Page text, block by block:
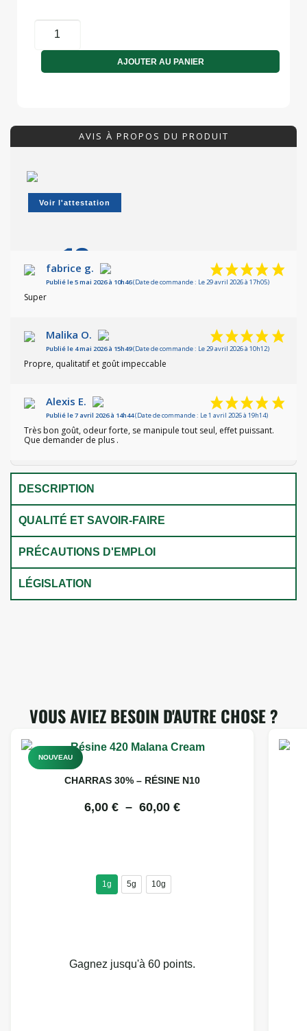
AJOUTER AU PANIER
AVIS À PROPOS DU PRODUIT
Voir l'attestation
10/10
fabrice g.
Publié le 5 mai 2026 à 10h46(Date de commande : Le 29 avril 2026 à 17h05)
Super
Malika O.
Publié le 4 mai 2026 à 15h49(Date de commande : Le 29 avril 2026 à 10h12)
Propre, qualitatif et goût impeccable
Alexis E.
Publié le 7 avril 2026 à 14h44(Date de commande : Le 1 avril 2026 à 19h14)
Très bon goût, odeur forte, se manipule tout seul, effet puissant.
Que demander de plus .
DESCRIPTION
QUALITÉ ET SAVOIR-FAIRE
PRÉCAUTIONS D'EMPLOI
LÉGISLATION
VOUS AVIEZ BESOIN D'AUTRE CHOSE ?
NOUVEAU
CHARRAS 30% – RÉSINE N10
6,00 € – 60,00 €
1g 5g 10g
Gagnez jusqu'à 60 points.